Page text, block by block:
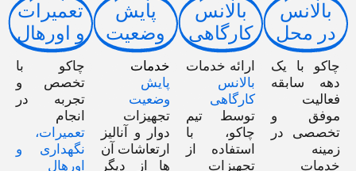
بالانس
در محل
چاکو با یک
دهه سابقه‌
فعالیت
موفق و
تخصصی در
زمینه
خدمات
بالانس
کارگاهی
ارائه خدمات
بالانس
کارگاهی
توسط تیم
چاکو، با
استفاده از
تجهیزات
پایش
وضعیت
خدمات
پایش
وضعیت
تجهیزات
دوار و آنالیز
ارتعاشات آن
ها از دیگر
تعمیرات
و اورهال
چاکو با
تخصص و
تجربه در
انجام
تعمیرات،
نگهداری و
اورهال